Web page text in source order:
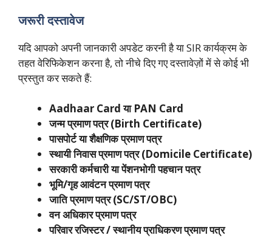
जरूरी दस्तावेज
यदि आपको अपनी जानकारी अपडेट करनी है या SIR कार्यक्रम के
तहत वेरिफिकेशन करना है, तो नीचे दिए गए दस्तावेज़ों में से कोई भी
प्रस्तुत कर सकते हैं:
Aadhaar Card या PAN Card
जन्म प्रमाण पत्र (Birth Certificate)
पासपोर्ट या शैक्षणिक प्रमाण पत्र
स्थायी निवास प्रमाण पत्र (Domicile Certificate)
सरकारी कर्मचारी या पेंशनभोगी पहचान पत्र
भूमि/गृह आवंटन प्रमाण पत्र
जाति प्रमाण पत्र (SC/ST/OBC)
वन अधिकार प्रमाण पत्र
परिवार रजिस्टर / स्थानीय प्राधिकरण प्रमाण पत्र